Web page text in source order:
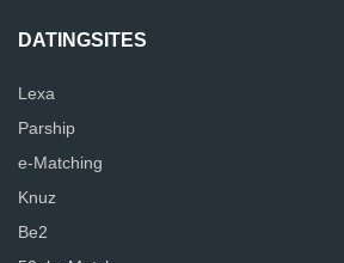
DATINGSITES
Lexa
Parship
e-Matching
Knuz
Be2